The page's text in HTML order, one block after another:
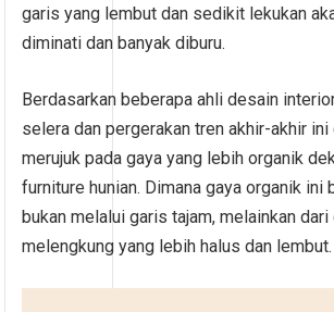
garis yang lembut dan sedikit lekukan
diminati dan banyak diburu.
Berdasarkan beberapa ahli desain
selera dan pergerakan tren akhir-akhir ini
merujuk pada gaya yang lebih organik
furniture hunian. Dimana gaya organik ini
bukan melalui garis tajam, melainkan dari
melengkung yang lebih halus dan lembut.